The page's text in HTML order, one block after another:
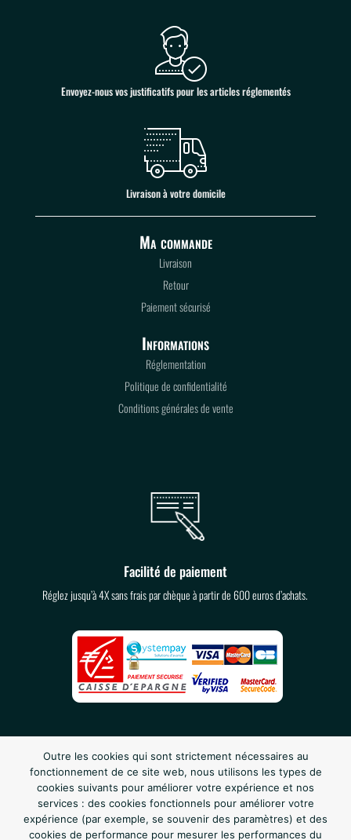
Envoyez-nous vos justificatifs pour les articles réglementés
Livraison à votre domicile
Ma commande
Livraison
Retour
Paiement sécurisé
Informations
Réglementation
Politique de confidentialité
Conditions générales de vente
Facilité de paiement
Réglez jusqu’à 4X sans frais par chèque à partir de 600 euros d’achats.
Outre les cookies qui sont strictement nécessaires au
fonctionnement de ce site web, nous utilisons les types de
cookies suivants pour améliorer votre expérience et nos
services : des cookies fonctionnels pour améliorer votre
expérience (par exemple, se souvenir des paramètres) et des
cookies de performance pour mesurer les performances du